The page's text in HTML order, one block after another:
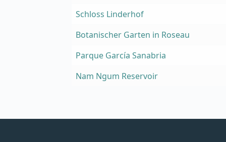
Schloss Linderhof
Botanischer Garten in Roseau
Parque García Sanabria
Nam Ngum Reservoir